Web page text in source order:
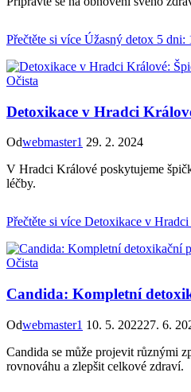
Přečtěte si více Úžasný detox 5 dni:
Očista
Detoxikace v Hradci
Odwebmaster1 29. 2. 2024
V Hradci Králové poskytujeme
léčby.
Přečtěte si více Detoxikace v
Očista
Candida: Kompletní
Odwebmaster1 10. 5. 202227. 6.
Candida se může projevit různými
rovnováhu a zlepšit celkové zdraví.